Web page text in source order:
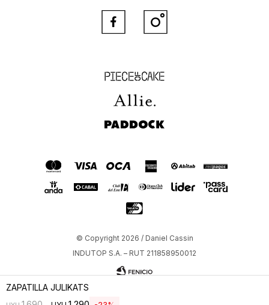
ZAPATILLA JULIKATS
Piece of Cake
Allie
Paddock
 
© Copyright 2026 / Daniel Cassin
INDUTOP S.A. – RUT 211858950012